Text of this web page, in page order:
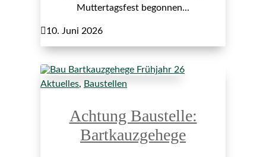
Muttertagsfest begonnen...
10. Juni 2026
Aktuelles, Baustellen
Achtung Baustelle:
Bartkauzgehege